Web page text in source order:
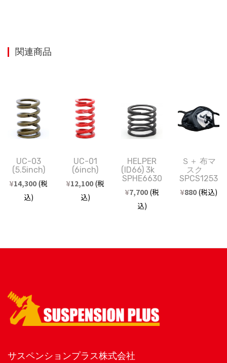
関連商品
UC-03
(5.5inch)
¥14,300 (税
込)
UC-01
(6inch)
¥12,100 (税
込)
HELPER
(ID66) 3k
SPHE6630
¥7,700 (税
込)
Ｓ＋ 布マ
スク
SPCS1253
¥880 (税込)
サスペンションプラス株式会社